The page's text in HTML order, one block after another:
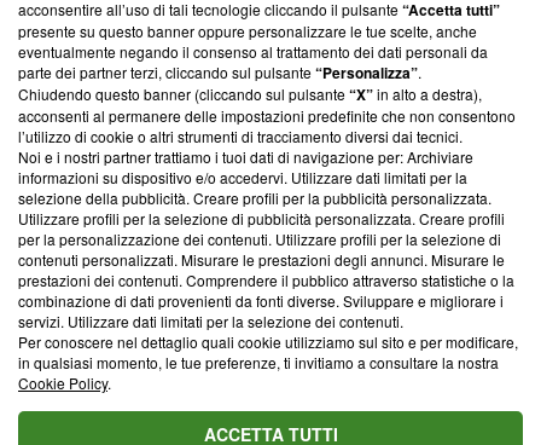
parte; Trust Project non ha ancora effettuato una verifica di
conformità agli standard.
Su di noi
Team editoriale
Corporate
Redazione
Informativa Privacy
Cookie Policy
Blasting SA, IDI CHE-247.845.224, Via Carlo Frasca, 3 - 6900
Lugano (Svizzera) Tel:+39 0690258937
© 2026 Blasting News
acconsentire all’uso di tali tecnologie cliccando il pulsante“Accetta tutti”
presente su questo banner oppure personalizzare le tue scelte, anche
eventualmente negando il consenso al trattamento dei dati personali da
parte dei partner terzi, cliccando sul pulsante“Personalizza”.
Chiudendo questo banner (cliccando sul pulsante“X”in alto a destra),
acconsenti al permanere delle impostazioni predefinite che non consentono
l’utilizzo di cookie o altri strumenti di tracciamento diversi dai tecnici.
Noi e i nostri partner trattiamo i tuoi dati di navigazione per: Archiviare
informazioni su dispositivo e/o accedervi. Utilizzare dati limitati per la
selezione della pubblicità. Creare profili per la pubblicità personalizzata.
Utilizzare profili per la selezione di pubblicità personalizzata. Creare profili
per la personalizzazione dei contenuti. Utilizzare profili per la selezione di
contenuti personalizzati. Misurare le prestazioni degli annunci. Misurare le
prestazioni dei contenuti. Comprendere il pubblico attraverso statistiche o la
combinazione di dati provenienti da fonti diverse. Sviluppare e migliorare i
servizi. Utilizzare dati limitati per la selezione dei contenuti.
Per conoscere nel dettaglio quali cookie utilizziamo sul sito e per modificare,
in qualsiasi momento, le tue preferenze, ti invitiamo a consultare la nostra
Cookie Policy.
ACCETTA TUTTI